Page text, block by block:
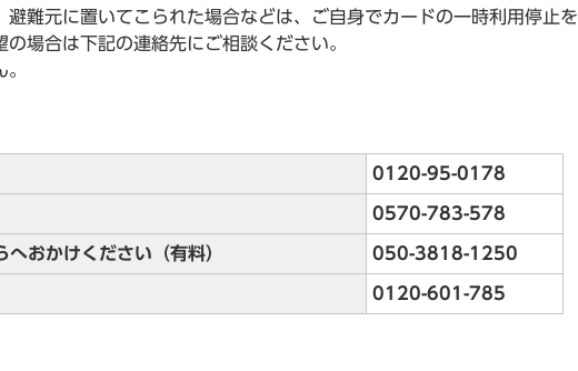
難元に置いてこられた場合などは、ご自身でカードの一時利用停止を
場合は下記の連絡先にご相談ください。
0120-95-0178
0570-783-578
おかけください（有料） 050-3818-1250
0120-601-785